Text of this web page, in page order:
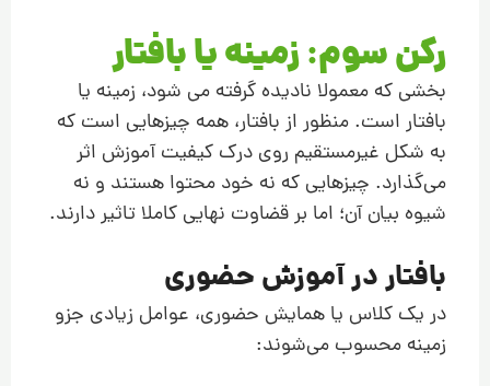
رکن سوم: زمینه یا بافتار
بخشی که معمولا نادیده گرفته می شود، زمینه یا
بافتار است. منظور از بافتار، همه چیزهایی است که
به شکل غیرمستقیم روی درک کیفیت آموزش اثر
می‌گذارد. چیزهایی که نه خود محتوا هستند و نه
شیوه بیان آن؛ اما بر قضاوت نهایی کاملا تاثیر دارند.
بافتار در آموزش حضوری
در یک کلاس یا همایش حضوری، عوامل زیادی جزو
زمینه محسوب می‌شوند: